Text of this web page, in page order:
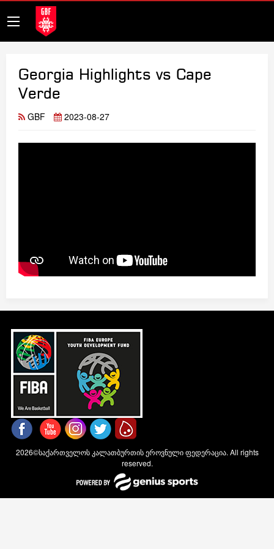
Georgia Highlights vs Cape
Verde
GBF 2023-08-27
2026©საქართველოს კალათბურთის ეროვნული ფედერაცია. All rights
reserved.